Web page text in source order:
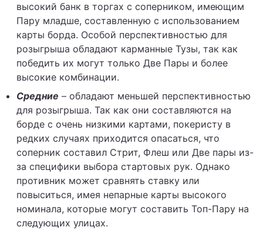
высокий банк в торгах с соперником, имеющим
Пару младше, составленную с использованием
карты борда. Особой перспективностью для
розыгрыша обладают карманные Тузы, так как
победить их могут только Две Пары и более
высокие комбинации.
Средние – обладают меньшей перспективностью
для розыгрыша. Так как они составляются на
борде с очень низкими картами, покеристу в
редких случаях приходится опасаться, что
соперник составил Стрит, Флеш или Две пары из-
за специфики выбора стартовых рук. Однако
противник может сравнять ставку или
повыситься, имея непарные карты высокого
номинала, которые могут составить Топ-Пару на
следующих улицах.